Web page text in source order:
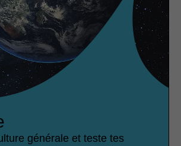
générale et teste tes